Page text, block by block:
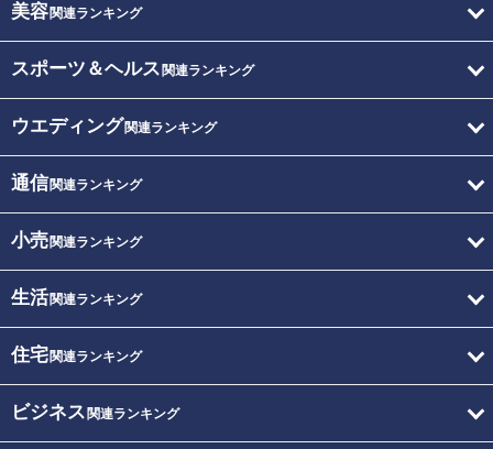
美容関連ランキング
スポーツ＆ヘルス 関連ランキング
ウエディング関連ランキング
通信関連ランキング
小売関連ランキング
生活関連ランキング
住宅関連ランキング
ビジネス 関連ランキング